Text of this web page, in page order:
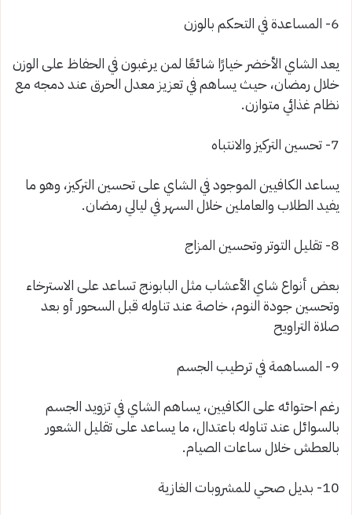
6- المساعدة في التحكم بالوزن
يعد الشاي الأخضر خيارًا شائعًا لمن يرغبون في الحفاظ على الوزن
خلال رمضان، حيث يساهم في تعزيز معدل الحرق عند دمجه مع
نظام غذائي متوازن.
7- تحسين التركيز والانتباه
يساعد الكافيين الموجود في الشاي على تحسين التركيز، وهو ما
يفيد الطلاب والعاملين خلال السهر في ليالي رمضان.
8- تقليل التوتر وتحسين المزاج
بعض أنواع شاي الأعشاب مثل البابونج تساعد على الاسترخاء
وتحسين جودة النوم، خاصة عند تناوله قبل السحور أو بعد
صلاة التراويح
9- المساهمة في ترطيب الجسم
رغم احتوائه على الكافيين، يساهم الشاي في تزويد الجسم
بالسوائل عند تناوله باعتدال، ما يساعد على تقليل الشعور
بالعطش خلال ساعات الصيام.
10- بديل صحي للمشروبات الغازية